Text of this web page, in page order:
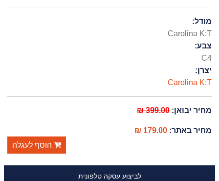
מודל:
Carolina K:T
צבע:
C4
יצרן:
Carolina K:T
מחיר יבואן:399.00 ₪
מחיר באתר:179.00 ₪
הוסף לעגלה
לביצוע עסקה טלפונית